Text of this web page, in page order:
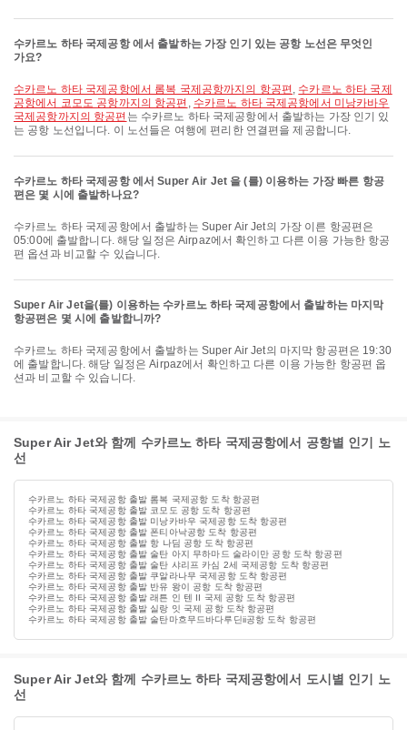
수카르노 하타 국제공항 에서 출발하는 가장 인기 있는 공항 노선은 무엇인
가요?
수카르노 하타 국제공항에서 롬복 국제공항까지의 항공편 , 수카르노 하타 국제
공항에서 코모도 공항까지의 항공편 , 수카르노 하타 국제공항에서 미낭카바우
국제공항까지의 항공편 는 수카르노 하타 국제공항에서 출발하는 가장 인기 있
는 공항 노선입니다. 이 노선들은 여행에 편리한 연결편을 제공합니다.
수카르노 하타 국제공항 에서 Super Air Jet 을 (를) 이용하는 가장 빠른 항공
편은 몇 시에 출발하나요?
수카르노 하타 국제공항에서 출발하는 Super Air Jet의 가장 이른 항공편은
05:00에 출발합니다. 해당 일정은 Airpaz에서 확인하고 다른 이용 가능한 항공
편 옵션과 비교할 수 있습니다.
Super Air Jet을(를) 이용하는 수카르노 하타 국제공항에서 출발하는 마지막
항공편은 몇 시에 출발합니까?
수카르노 하타 국제공항에서 출발하는 Super Air Jet의 마지막 항공편은 19:30
에 출발합니다. 해당 일정은 Airpaz에서 확인하고 다른 이용 가능한 항공편 옵
션과 비교할 수 있습니다.
Super Air Jet와 함께 수카르노 하타 국제공항에서 공항별 인기 노
선
수카르노 하타 국제공항 출발 롬복 국제공항 도착 항공편
수카르노 하타 국제공항 출발 코모도 공항 도착 항공편
수카르노 하타 국제공항 출발 미낭카바우 국제공항 도착 항공편
수카르노 하타 국제공항 출발 폰티아낙공항 도착 항공편
수카르노 하타 국제공항 출발 항 나딤 공항 도착 항공편
수카르노 하타 국제공항 출발 술탄 아지 무하마드 술라이만 공항 도착 항공편
수카르노 하타 국제공항 출발 술탄 샤리프 카심 2세 국제공항 도착 항공편
수카르노 하타 국제공항 출발 쿠알라나무 국제공항 도착 항공편
수카르노 하타 국제공항 출발 반유 왕이 공항 도착 항공편
수카르노 하타 국제공항 출발 래튼 인 텐 II 국제 공항 도착 항공편
수카르노 하타 국제공항 출발 실랑 잇 국제 공항 도착 항공편
수카르노 하타 국제공항 출발 술탄마흐무드바다루딘ii공항 도착 항공편
Super Air Jet와 함께 수카르노 하타 국제공항에서 도시별 인기 노
선